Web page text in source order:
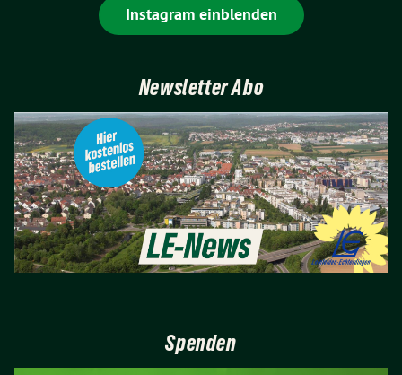
Instagram einblenden
Newsletter Abo
Spenden